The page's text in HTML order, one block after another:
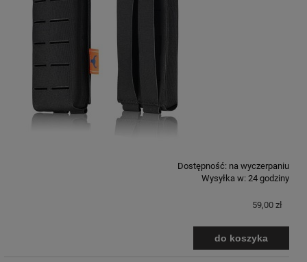
Dostępność: na wyczerpaniu
Wysyłka w: 24 godziny
59,00 zł
do koszyka